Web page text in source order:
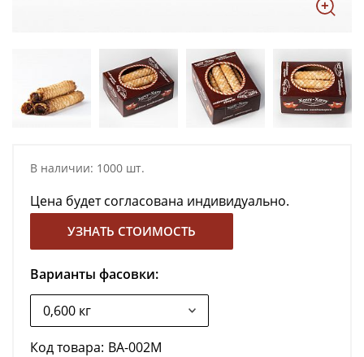
В наличии: 1000 шт.
Цена будет согласована индивидуально.
УЗНАТЬ СТОИМОСТЬ
Варианты фасовки:
Код товара: ВА-002М